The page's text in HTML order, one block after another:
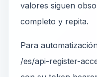
valores siguen
completo y repita.
Para
/es/api-register-